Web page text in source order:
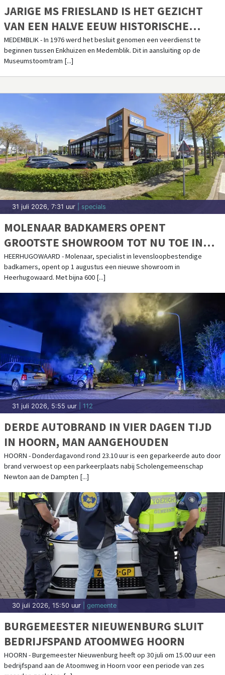
DERDE AUTOBRAND IN VIER DAGEN TIJD
IN HOORN, MAN AANGEHOUDEN
HOORN - Donderdagavond rond 23.10 uur is een geparkeerde auto door
brand verwoest op een parkeerplaats nabij Scholengemeenschap
Newton aan de Dampten [...]
| gemeente
BURGEMEESTER NIEUWENBURG SLUIT
BEDRIJFSPAND ATOOMWEG HOORN
HOORN - Burgemeester Nieuwenburg heeft op 30 juli om 15.00 uur een
bedrijfspand aan de Atoomweg in Hoorn voor een periode van zes
maanden gesloten. [...]
Vacature
VACATURE BIJ WARMTHUIS: GZ
PSYCHOLOOG (24-28 UUR)
Je wordt onderdeel van een betrokken behandelteam wat bestaat uit
een Specialist Ouderengeneeskunde en verpleegkundig specialisten.
Ook werk je heel [...]